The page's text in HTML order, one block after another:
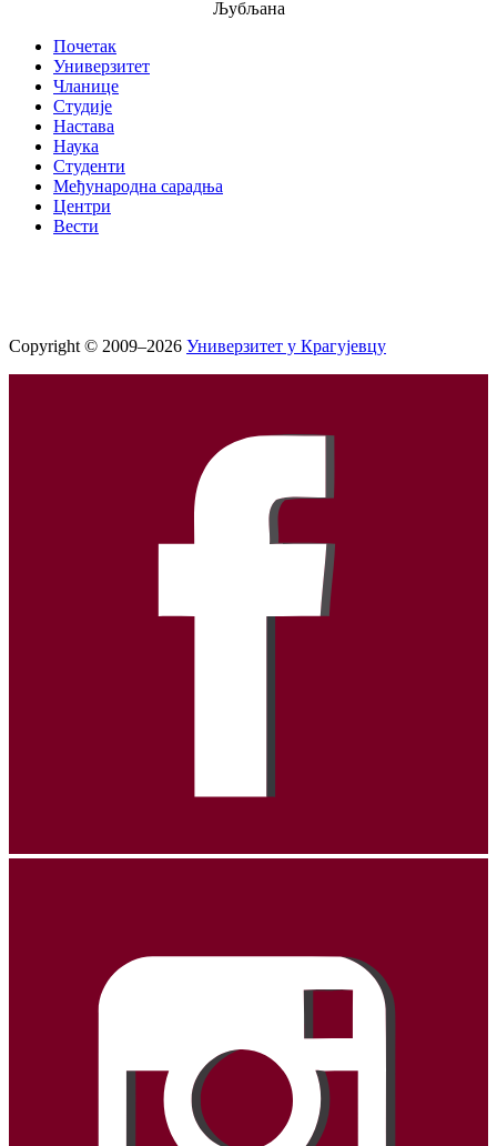
Љубљана
Почетак
Универзитет
Чланице
Студије
Настава
Наука
Студенти
Међународна сарадња
Центри
Вести
Copyright © 2009–2026 Универзитет у Крагујевцу